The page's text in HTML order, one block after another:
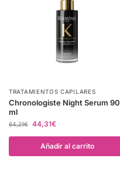
TRATAMIENTOS CAPILARES
Chronologiste Night Serum 90
ml
64,21€ 44,31€
Añadir al carrito